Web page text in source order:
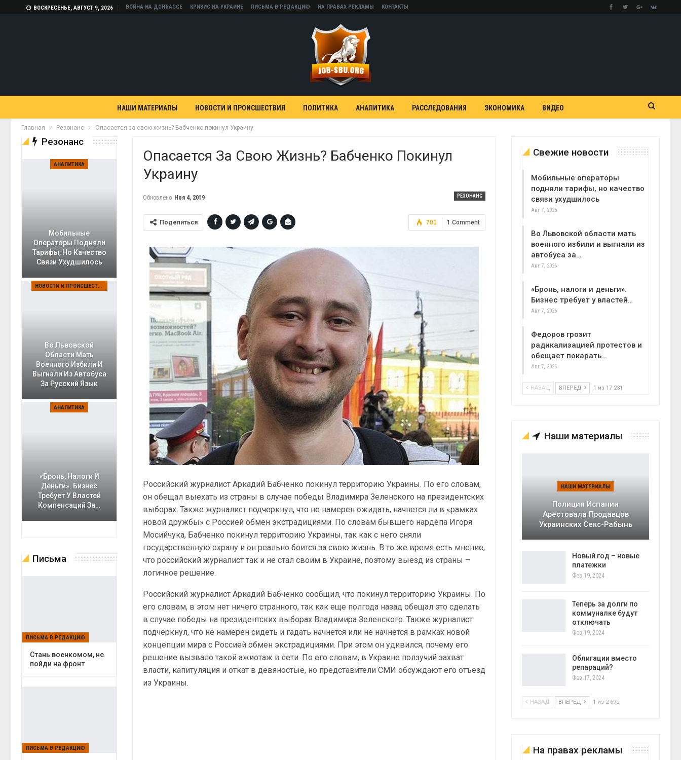
ВОСКРЕСЕНЬЕ, АВГУСТ 9, 2026 ВОЙНА НА ДОНБАССЕ КРИЗИС НА УКРАИНЕ ПИСЬМА В РЕДАКЦИЮ НА ПРАВАХ РЕКЛАМЫ КОНТАКТЫ
НАШИ МАТЕРИАЛЫ НОВОСТИ И ПРОИСШЕСТВИЯ ПОЛИТИКА АНАЛИТИКА РАССЛЕДОВАНИЯ ЭКОНОМИКА ВИДЕО
Главная Резонанс Опасается за свою жизнь? Бабченко покинул Украину
Опасается За Свою Жизнь? Бабченко Покинул
Украину
РЕЗОНАНС
Обновлено Ноя 4, 2019
1 Comment
701
Поделиться
Российский журналист Аркадий Бабченко покинул территорию Украины. По его словам,
он обещал выехать из страны в случае победы Владимира Зеленского на президентских
выборах. Также журналист подчеркнул, что не намерен ожидать, начнется ли в «рамках
новой дружбы» с Россией обмен экстрадициями. По словам бывшего нардепа Игоря
Мосийчука, Бабченко покинул территорию Украины, так как с него сняли
государственную охрану и он реально боится за свою жизнь. В то же время есть мнение,
что российский журналист так и не стал своим в Украине, поэтому выезд из страны –
логичное решение.
Российский журналист Аркадий Бабченко сообщил, что покинул территорию Украины. По
его словам, в этом нет ничего странного, так как еще полгода назад обещал это сделать
в случае победы на президентских выборах Владимира Зеленского. Также журналист
подчеркнул, что не намерен сидеть и гадать начнется или не начнется в рамках новой
концепции мира с Россией обмен экстрадициями. При этом он удивился, почему его
решение вызвало такой ажиотаж в сети. По его словам, в Украине ползучий захват
власти, капитуляция и откат в девяностые, но представители СМИ обсуждают его отъезд
из Украины.
Свежие новости
Мобильные операторы
подняли тарифы, но качество
связи ухудшилось
Авг 7, 2026
Во Львовской области мать
военного избили и выгнали из
автобуса за…
Авг 7, 2026
«Бронь, налоги и деньги».
Бизнес требует у властей…
Авг 7, 2026
Федоров грозит
радикализацией протестов и
обещает покарать…
Авг 7, 2026
НАЗАД ВПЕРЕД 1 из 17 231
Наши материалы
НАШИ МАТЕРИАЛЫ
Полиция Испании
Арестовала Продавцов
Украинских Секс-Рабынь
Новый год – новые
платежки
Фев 19, 2024
Теперь за долги по
коммуналке будут
отключать
Фев 19, 2024
Облигации вместо
репараций?
Фев 17, 2024
НАЗАД ВПЕРЕД 1 из 2 690
На правах рекламы
Резонанс
АНАЛИТИКА
Мобильные
Операторы Подняли
Тарифы, Но Качество
Связи Ухудшилось
НОВОСТИ И ПРОИСШЕСТВИЯ
Во Львовской
Области Мать
Военного Избили И
Выгнали Из Автобуса
За Русский Язык
АНАЛИТИКА
«Бронь, Налоги И
Деньги». Бизнес
Требует У Властей
Компенсаций За…
Письма
ПИСЬМА В РЕДАКЦИЮ
Cтань военкомом, не
пойди на фронт
ПИСЬМА В РЕДАКЦИЮ